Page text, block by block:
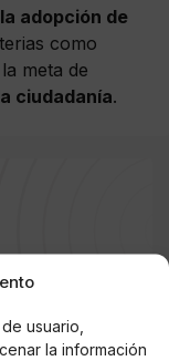
usuario,
la información
adopción de
como
meta de
ciudadanía.